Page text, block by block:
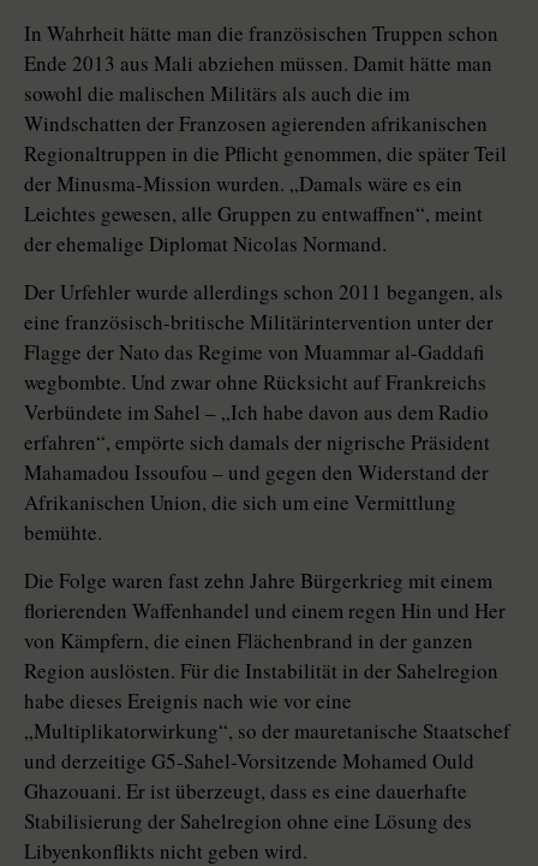
In Wahrheit hätte man die französischen Truppen schon
Ende 2013 aus Mali abziehen müssen. Damit hätte man
sowohl die malischen Militärs als auch die im
Windschatten der Franzosen agierenden afrikanischen
Regionaltruppen in die Pflicht genommen, die später Teil
der Minusma-Mission wurden. „Damals wäre es ein
Leichtes gewesen, alle Gruppen zu entwaffnen“, meint
der ehemalige Diplomat Nicolas Normand.
Der Urfehler wurde allerdings schon 2011 begangen, als
eine französisch-britische Militärintervention unter der
Flagge der Nato das Regime von Muammar al-Gaddafi
wegbombte. Und zwar ohne Rücksicht auf Frankreichs
Verbündete im Sahel – „Ich habe davon aus dem Radio
erfahren“, empörte sich damals der nigrische Präsident
Mahamadou Issoufou – und gegen den Widerstand der
Afrikanischen Union, die sich um eine Vermittlung
bemühte.
Die Folge waren fast zehn Jahre Bürgerkrieg mit einem
florierenden Waffenhandel und einem regen Hin und Her
von Kämpfern, die einen Flächenbrand in der ganzen
Region auslösten. Für die Instabilität in der Sahelregion
habe dieses Ereignis nach wie vor eine
„Multiplikatorwirkung“, so der mauretanische Staatschef
und derzeitige G5-Sahel-Vorsitzende Mohamed Ould
Ghazouani. Er ist überzeugt, dass es eine dauerhafte
Stabilisierung der Sahelregion ohne eine Lösung des
Libyenkonflikts nicht geben wird.